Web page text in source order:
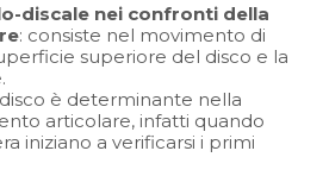
discale nei confronti della
: consiste nel movimento di
superiore del disco e la
è determinante nella
articolare, infatti quando
iniziano a verificarsi i primi